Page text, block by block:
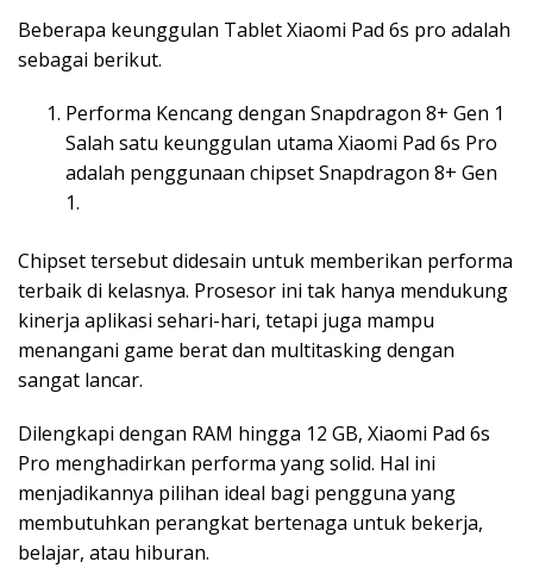
Beberapa keunggulan Tablet Xiaomi Pad 6s pro adalah
sebagai berikut.
Performa Kencang dengan Snapdragon 8+ Gen 1
Salah satu keunggulan utama Xiaomi Pad 6s Pro
adalah penggunaan chipset Snapdragon 8+ Gen
1.
Chipset tersebut didesain untuk memberikan performa
terbaik di kelasnya. Prosesor ini tak hanya mendukung
kinerja aplikasi sehari-hari, tetapi juga mampu
menangani game berat dan multitasking dengan
sangat lancar.
Dilengkapi dengan RAM hingga 12 GB, Xiaomi Pad 6s
Pro menghadirkan performa yang solid. Hal ini
menjadikannya pilihan ideal bagi pengguna yang
membutuhkan perangkat bertenaga untuk bekerja,
belajar, atau hiburan.